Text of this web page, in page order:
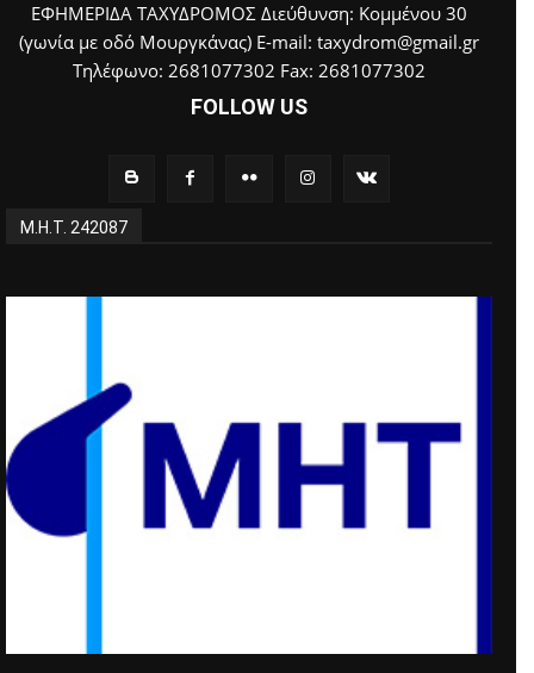
ΕΦΗΜΕΡΙΔΑ ΤΑΧΥΔΡΟΜΟΣ Διεύθυνση: Κομμένου 30
(γωνία με οδό Μουργκάνας) E-mail: taxydrom@gmail.gr
Τηλέφωνο: 2681077302 Fax: 2681077302
FOLLOW US
Μ.Η.Τ. 242087